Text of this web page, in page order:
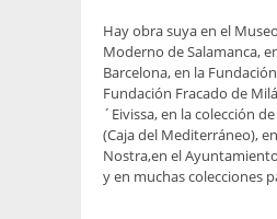
Hay obra suya en el
Moderno de Salamanca,
Barcelona, en la
Fundación Fracado de
´Eivissa, en la colección
(Caja del Mediterráneo),
Nostra,en el
y en muchas colecciones